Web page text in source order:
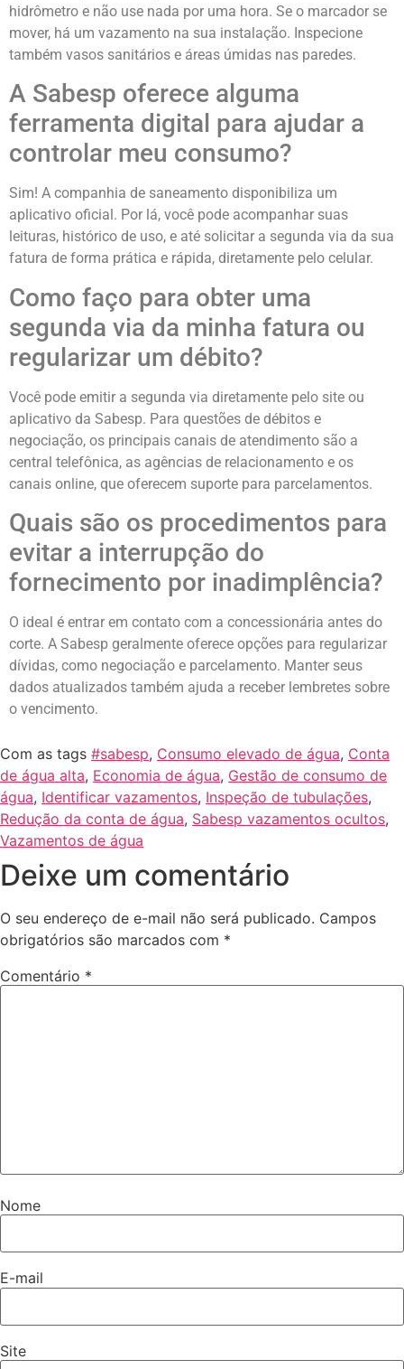
hidrômetro e não use nada por uma hora. Se o marcador se
mover, há um vazamento na sua instalação. Inspecione
também vasos sanitários e áreas úmidas nas paredes.
A Sabesp oferece alguma
ferramenta digital para ajudar a
controlar meu consumo?
Sim! A companhia de saneamento disponibiliza um
aplicativo oficial. Por lá, você pode acompanhar suas
leituras, histórico de uso, e até solicitar a segunda via da sua
fatura de forma prática e rápida, diretamente pelo celular.
Como faço para obter uma
segunda via da minha fatura ou
regularizar um débito?
Você pode emitir a segunda via diretamente pelo site ou
aplicativo da Sabesp. Para questões de débitos e
negociação, os principais canais de atendimento são a
central telefônica, as agências de relacionamento e os
canais online, que oferecem suporte para parcelamentos.
Quais são os procedimentos para
evitar a interrupção do
fornecimento por inadimplência?
O ideal é entrar em contato com a concessionária antes do
corte. A Sabesp geralmente oferece opções para regularizar
dívidas, como negociação e parcelamento. Manter seus
dados atualizados também ajuda a receber lembretes sobre
o vencimento.
Com as tags #sabesp, Consumo elevado de água, Conta
de água alta, Economia de água, Gestão de consumo de
água, Identificar vazamentos, Inspeção de tubulações,
Redução da conta de água, Sabesp vazamentos ocultos,
Vazamentos de água
Deixe um comentário
O seu endereço de e-mail não será publicado. Campos
obrigatórios são marcados com *
Comentário *
Nome
E-mail
Site